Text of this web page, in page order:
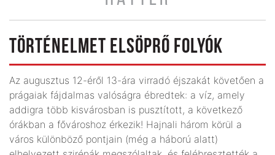
TÖRTÉNELMET ELSÖPRŐ FOLYÓK
Az augusztus 12-éről 13-ára virradó éjszakát követően a
prágaiak fájdalmas valóságra ébredtek: a víz, amely
addigra több kisvárosban is pusztított, a következő
órákban a fővároshoz érkezik! Hajnali három körül a
város különböző pontjain (még a háború alatt)